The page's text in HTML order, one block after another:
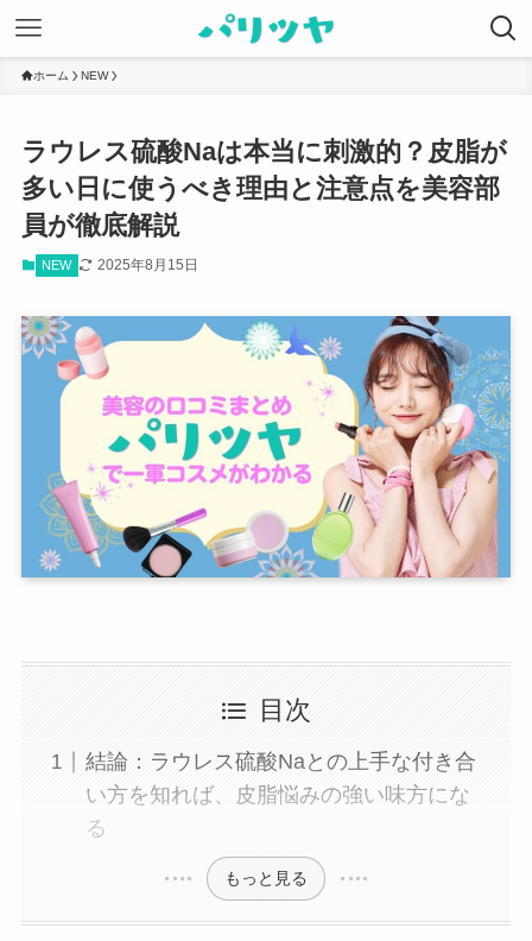
ホーム NEW
ラウレス硫酸Naは本当に刺激的？皮脂が
多い日に使うべき理由と注意点を美容部
員が徹底解説
NEW 2025年8月15日
目次
結論：ラウレス硫酸Naとの上手な付き合
い方を知れば、皮脂悩みの強い味方にな
る
もっと見る